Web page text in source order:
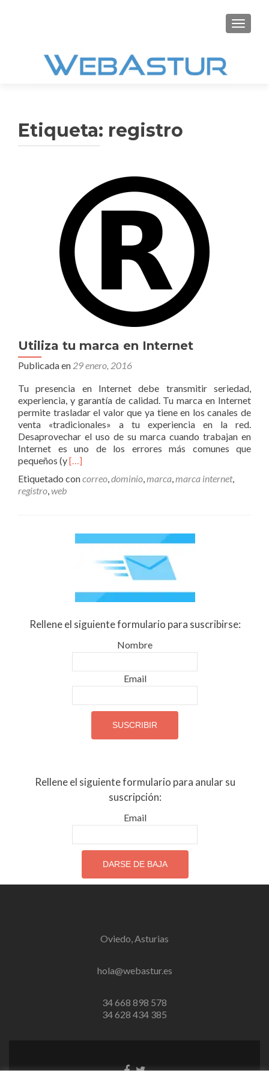
Etiqueta: registro
Utiliza tu marca en Internet
Publicada en 29 enero, 2016
Tu presencia en Internet debe transmitir seriedad,
experiencia, y garantí­a de calidad. Tu marca en Internet
permite trasladar el valor que ya tiene en los canales de
venta «tradicionales» a tu experiencia en la red.
Desaprovechar el uso de su marca cuando trabajan en
Internet es uno de los errores más comunes que
pequeños (yRead
about
en
Internet
[…]
Etiquetado concorreo,dominio,marca,marca internet,
registro,web
Rellene el siguiente formulario para suscribirse:
Nombre
Email
Rellene el siguiente formulario para anular su
suscripción:
Email
Oviedo, Asturias
hola@webastur.es
34 668 898 578
34 628 434 385
GoGo